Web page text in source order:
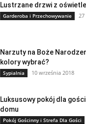
Lustrzane drzwi z
Garderoba i Przechowywanie
Narzuty na Boże
kolory wybrać?
Sypialnia 10 września 2018
Luksusowy pokój dla
domu
Pokój Gościnny i Strefa Dla Gości